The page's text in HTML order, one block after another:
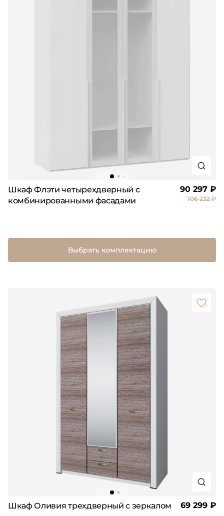
Шкаф Флэти четырехдверный с
комбинированными фасадами
90 297 ₽
106 232 ₽
Выбрать комплектацию
Шкаф Оливия трехдверный с зеркалом 69 299 ₽